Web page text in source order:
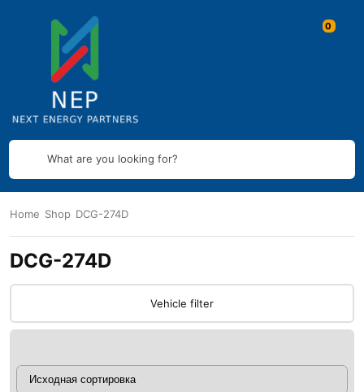
What are you looking for?
Home Shop DCG-274D
DCG-274D
Vehicle filter